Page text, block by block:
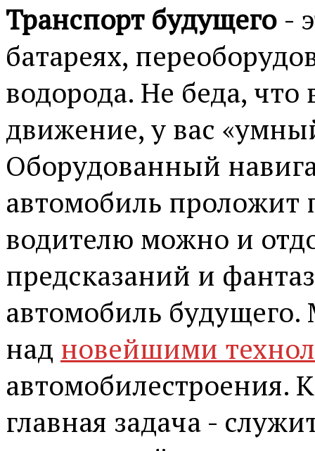
Транспорт будущего -
батареях,
водорода. Не беда,
движение, у вас
Оборудованный
автомобиль проложит
водителю можно и
предсказаний и
автомобиль
над новейшими
автомобилестроения.
главная задача -